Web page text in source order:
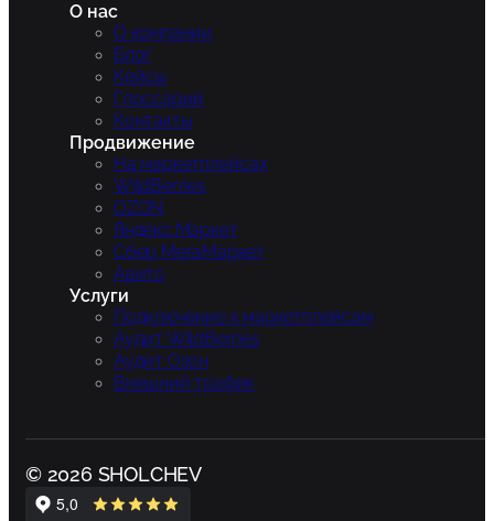
О нас
О компании
Блог
Кейсы
Глоссарий
Контакты
Продвижение
На маркетплейсах
WildBerries
OZON
Яндекс.Маркет
Сбер МегаМаркет
Авито
Услуги
Подключение к маркетплейсам
Аудит WildBerries
Аудит Озон
Внешний трафик
© 2026 SHOLCHEV